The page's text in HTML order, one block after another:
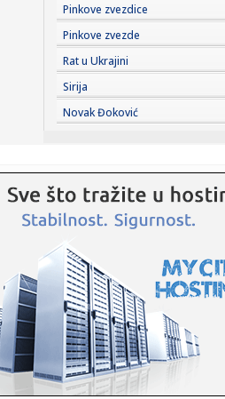
09:23:Brat Anđeline Džoli priznao
sa biv...
09:23:KOSTOV NA IZLAZNIM
Zvezdinog bi...
09:21:Без воде
09:19: Bez vode Petrovardinska
09:19:
stanovi...
09:19:Španci stižu u pomoć
09:16:КК “АПАТИН” СЕ ПОЈАЧАВА!
09:18:Srbija budući most Evrope:
Pinkove zvezdice
Pinkove zvezde
Rat u Ukrajini
Sirija
Novak Đoković